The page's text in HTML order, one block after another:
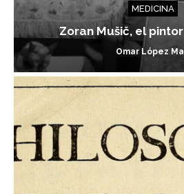
MEDICINA
Zoran Mušič, el
Omar López